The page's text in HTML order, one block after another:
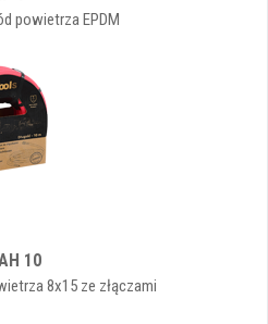
powietrza EPDM
10
8x15 ze złączami